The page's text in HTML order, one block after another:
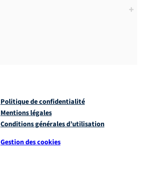
+
Politique de confidentialité
Mentions légales
Conditions générales d’utilisation
Gestion des cookies